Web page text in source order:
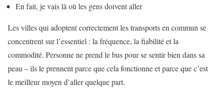
En fait, je vais là où les gens doivent aller
Les villes qui adoptent correctement les transports en commun se
concentrent sur l’essentiel : la fréquence, la fiabilité et la
commodité. Personne ne prend le bus pour se sentir bien dans sa
peau – ils le prennent parce que cela fonctionne et parce que c’est
le meilleur moyen d’aller quelque part.